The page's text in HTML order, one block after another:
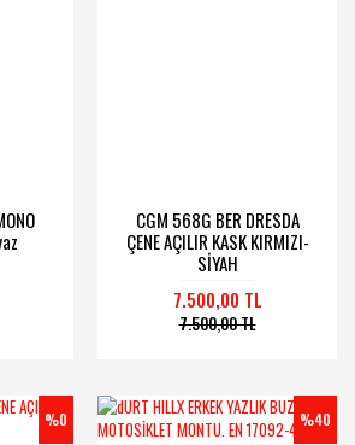
CGM 568G BER DRESDA
ÇENE AÇILIR KASK KIRMIZI-
SİYAH
7.500,00 TL
7.500,00 TL
%0 %40